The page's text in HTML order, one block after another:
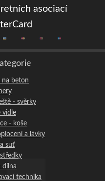
asociací
na beton
- svěrky
vidle
- koše
a lávky
suť
dílna
technika